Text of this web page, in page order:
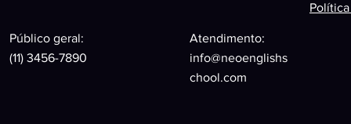
Público geral:
(11) 3456-7890
Atendimento:
info@neoenglishs
chool.com